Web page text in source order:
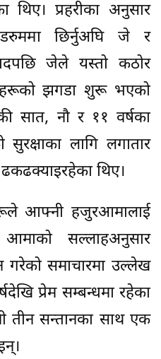
थिए। प्रहरीका अनुसार
छिर्नुअघि जे र
जेले यस्तो कठोर
झगडा शुरू भएको
सात, नौ र ११ वर्षका
लागि लगातार
थिए।
आफ्नी हजुरआमालाई
सल्लाहअनुसार
गरेको समाचारमा उल्लेख
प्रेम सम्बन्धमा रहेका
तीन सन्तानका साथ एक